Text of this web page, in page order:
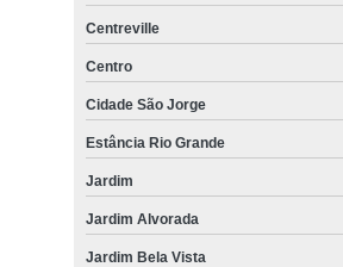
Centreville
Centro
Cidade São Jorge
Estância Rio Grande
Jardim
Jardim Alvorada
Jardim Bela Vista